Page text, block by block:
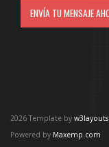
2026 Template by w3layouts
Powered by Maxemp.com